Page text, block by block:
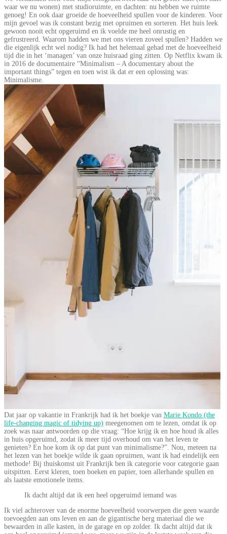
waar we nu wonen) met studioruimte, en dachten: nu hebben we ruimte
genoeg! En ook daar groeide de hoeveelheid spullen voor de kinderen. Voor
mijn gevoel was ik constant bezig met opruimen en sorteren. Het huis leek
gewoon nooit echt opgeruimd en ik voelde me heel onrustig en
gefrustreerd. Waarom hadden we met ons vieren zoveel spullen? Hadden we
die eigenlijk echt wel nodig? Ik had het helemaal gehad met de hoeveelheid
tijd die in het ‘managen’ van onze huisraad ging zitten. Op Netflix kwam ik
in 2016 de documentaire “Minimalism – A documentary about the
important things” tegen en toen wist ik dat er een oplossing was:
Minimalisme.
Dat jaar op vakantie in Frankrijk had ik het boekje van Marie Kondo (the
life-changing magic of tidying up) meegenomen om te lezen, omdat ik op
zoek was naar antwoorden op die vraag: “Hoe krijg ik en hoe houd ik alles
in huis opgeruimd, zodat ik meer tijd overhoud om van het leven te
genieten? En hoe kom ik op dat punt van minimalisme?”. Nou, meteen na
het lezen van het boekje wilde ik gaan opruimen, want ik had eindelijk een
methode! Bij thuiskomst uit Frankrijk ben ik categorie voor categorie gaan
uitspitten. Eerst kleren, toen boeken en papier, toen allerhande spullen en
als laatste emotionele items.
Ik dacht altijd dat ik een heel opgeruimd iemand was
Ik viel achterover van de enorme hoeveelheid voorwerpen die geen waarde
toevoegden aan ons leven en aan de gigantische berg materiaal die we
bewaarden in alle kasten, in de garage en op zolder. Ik dacht altijd dat ik